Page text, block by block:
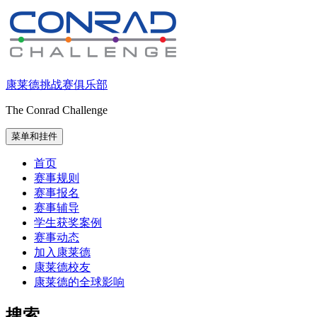
跳
至
内
容
康莱德挑战赛俱乐部
The Conrad Challenge
菜单和挂件
首页
赛事规则
赛事报名
赛事辅导
学生获奖案例
赛事动态
加入康莱德
康莱德校友
康莱德的全球影响